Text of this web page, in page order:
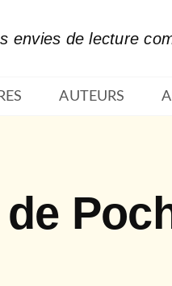
envies de lecture
AUTEURS